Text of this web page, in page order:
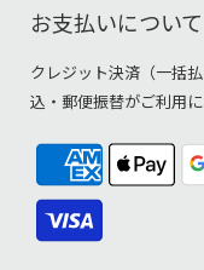
お支払いについて
クレジット決済（一括払
込・郵便振替がご利用に